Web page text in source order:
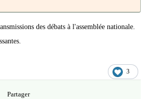
des débats à l'assemblée nationale.
3
Partager